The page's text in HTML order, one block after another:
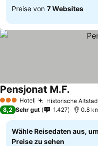
Preise von 7 Websites
3 SterneHotel Historische
Pensjonat M.F.
8,2 Sehr gut 1.427 0.8
Wähle Reisedaten aus,
Preise zu sehen